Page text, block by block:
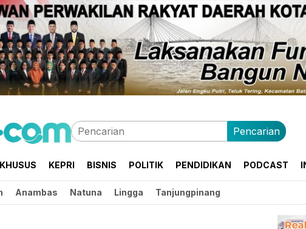
Pencarian
KEPRI BISNIS POLITIK PENDIDIKAN PODCAST
Anambas Natuna Lingga Tanjungpinang